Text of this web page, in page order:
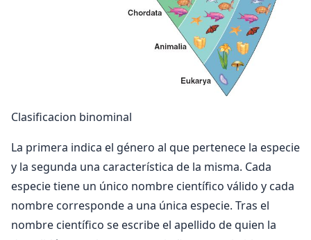
Clasificacion binominal
La primera indica el género al que pertenece la especie
y la segunda una característica de la misma. Cada
especie tiene un único nombre científico válido y cada
nombre corresponde a una única especie. Tras el
nombre científico se escribe el apellido de quien la